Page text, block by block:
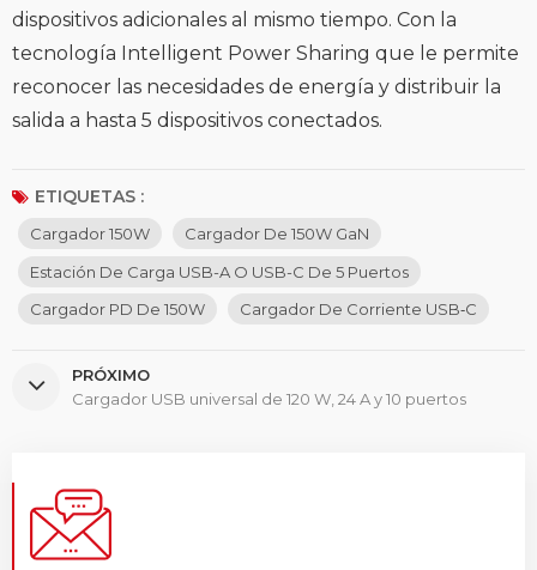
dispositivos adicionales al mismo tiempo. Con la
tecnología Intelligent Power Sharing que le permite
reconocer las necesidades de energía y distribuir la
salida a hasta 5 dispositivos conectados.
ETIQUETAS :
Cargador 150W
Cargador De 150W GaN
Estación De Carga USB-A O USB-C De 5 Puertos
Cargador PD De 150W
Cargador De Corriente USB‑C
PRÓXIMO
Cargador USB universal de 120 W, 24 A y 10 puertos